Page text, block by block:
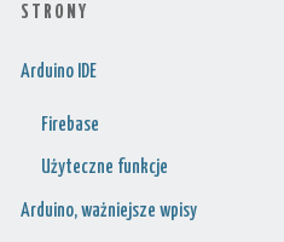
S T R O N Y
Arduino IDE
Firebase
Użyteczne funkcje
Arduino, ważniejsze wpisy